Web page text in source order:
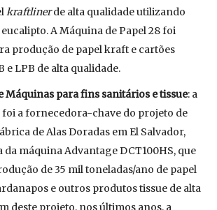
kraftlinerde alta qualidade utilizando
A Máquina de Papel 28 foi
produção de papel kraft e cartões
e LPB de alta qualidade.
Máquinas para fins sanitários e tissue: a
a fornecedora-chave do projeto de
de Alas Doradas em El Salvador,
da máquina Advantage DCT100HS, que
de 35 mil toneladas/ano de papel
e outros produtos tissue de alta
deste projeto, nos últimos anos, a